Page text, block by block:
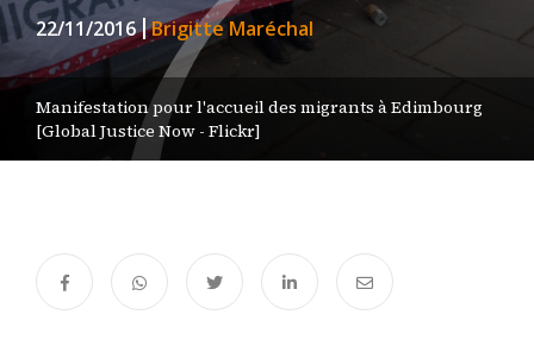
22/11/2016 Brigitte Maréchal
Manifestation pour l'accueil des migrants à Edimbourg
[Global Justice Now - Flickr]